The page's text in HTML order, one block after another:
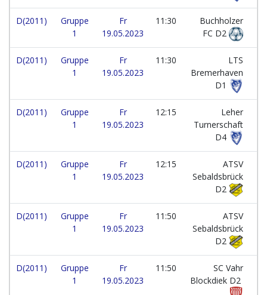
D(2011)
Gruppe
1
Fr
19.05.2023
11:30
Buchholzer
FC D2
D(2011)
Gruppe
1
Fr
19.05.2023
11:30
LTS
Bremerhaven
D1
D(2011)
Gruppe
1
Fr
19.05.2023
12:15
Leher
Turnerschaft
D4
D(2011)
Gruppe
1
Fr
19.05.2023
12:15
ATSV
Sebaldsbrück
D2
D(2011)
Gruppe
1
Fr
19.05.2023
11:50
ATSV
Sebaldsbrück
D2
D(2011)
Gruppe
1
Fr
19.05.2023
11:50
SC Vahr
Blockdiek D2